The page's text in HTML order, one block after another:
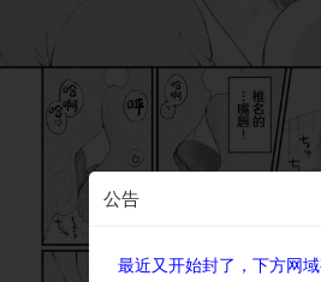
公告
最近又开始封了，下方网